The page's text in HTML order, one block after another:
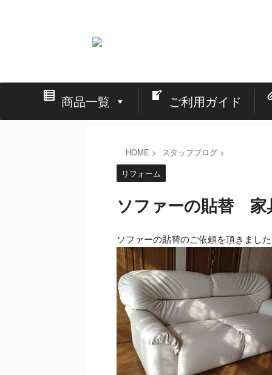
商品一覧 ご利用ガイド
HOME > スタッフブログ >
リフォーム
ソファーの貼替 家
ソファーの貼替のご依頼を頂きました